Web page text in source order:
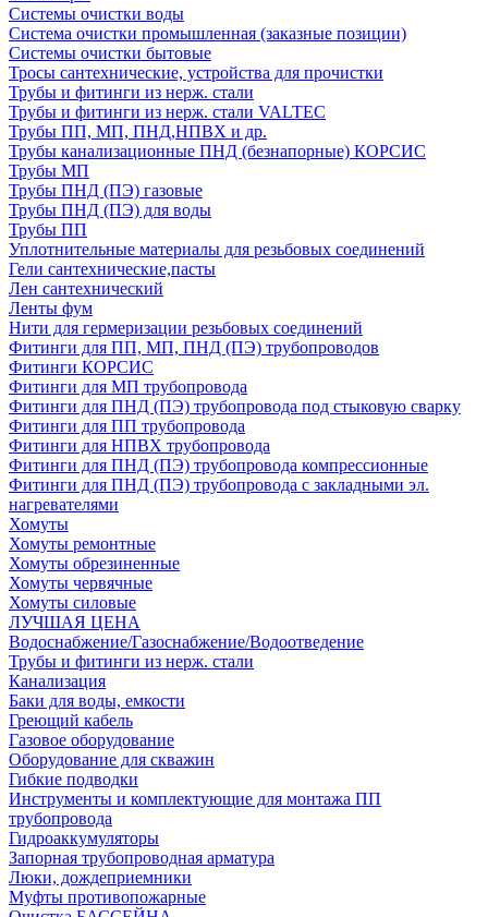
Системы очистки воды
Система очистки промышленная (заказные позиции)
Системы очистки бытовые
Тросы сантехнические, устройства для прочистки
Трубы и фитинги из нерж. стали
Трубы и фитинги из нерж. стали VALTEC
Трубы ПП, МП, ПНД,НПВХ и др.
Трубы канализационные ПНД (безнапорные) КОРСИС
Трубы МП
Трубы ПНД (ПЭ) газовые
Трубы ПНД (ПЭ) для воды
Трубы ПП
Уплотнительные материалы для резьбовых соединений
Гели сантехнические,пасты
Лен сантехнический
Ленты фум
Нити для гермеризации резьбовых соединений
Фитинги для ПП, МП, ПНД (ПЭ) трубопроводов
Фитинги КОРСИС
Фитинги для МП трубопровода
Фитинги для ПНД (ПЭ) трубопровода под стыковую сварку
Фитинги для ПП трубопровода
Фитинги для НПВХ трубопровода
Фитинги для ПНД (ПЭ) трубопровода компрессионные
Фитинги для ПНД (ПЭ) трубопровода с закладными эл.
нагревателями
Хомуты
Хомуты ремонтные
Хомуты обрезиненные
Хомуты червячные
Хомуты силовые
ЛУЧШАЯ ЦЕНА
Водоснабжение/Газоснабжение/Водоотведение
Трубы и фитинги из нерж. стали
Канализация
Баки для воды, емкости
Греющий кабель
Газовое оборудование
Оборудование для скважин
Гибкие подводки
Инструменты и комплектующие для монтажа ПП
трубопровода
Гидроаккумуляторы
Запорная трубопроводная арматура
Люки, дождеприемники
Муфты противопожарные